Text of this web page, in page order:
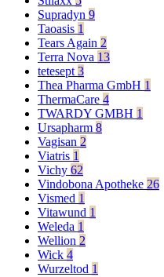
Supradyn 9
Taoasis 1
Tears Again 2
Terra Nova 13
tetesept 3
Thea Pharma GmbH 1
ThermaCare 4
TWARDY GMBH 1
Ursapharm 8
Vagisan 2
Viatris 1
Vichy 62
Vindobona Apotheke 26
Vismed 1
Vitawund 1
Weleda 1
Wellion 2
Wick 4
Wurzeltod 1